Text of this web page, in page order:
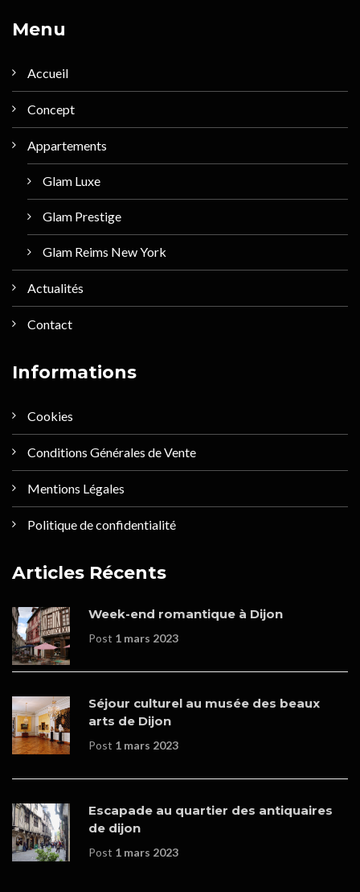
Menu
Accueil
Concept
Appartements
Glam Luxe
Glam Prestige
Glam Reims New York
Actualités
Contact
Informations
Cookies
Conditions Générales de Vente
Mentions Légales
Politique de confidentialité
Articles Récents
Week-end romantique à Dijon
Post 1 mars 2023
Séjour culturel au musée des beaux
arts de Dijon
Post 1 mars 2023
Escapade au quartier des antiquaires
de dijon
Post 1 mars 2023